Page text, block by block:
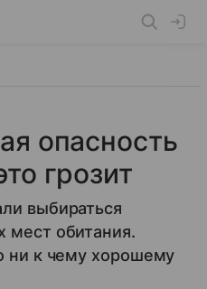
опасность
грозит
выбираться
мест обитания.
ни к чему хорошему